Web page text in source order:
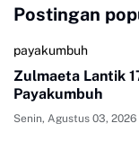
Postingan
payakumbuh
Zulmaeta Lantik
Payakumbuh
Senin, Agustus 03, 2026